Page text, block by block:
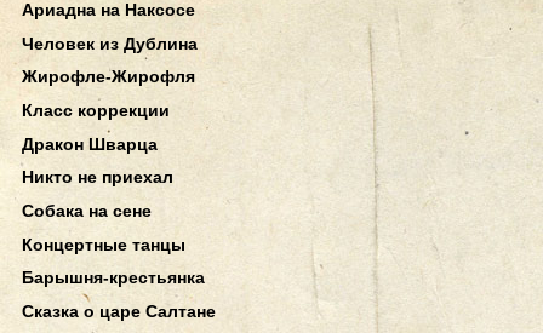
Ариадна на Наксосе
Человек из Дублина
Жирофле-Жирофля
Класс коррекции
Дракон Шварца
Никто не приехал
Собака на сене
Концертные танцы
Барышня-крестьянка
Сказка о царе Салтане